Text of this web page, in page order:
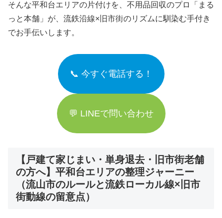
そんな平和台エリアの片付けを、不用品回収のプロ「まる
っと本舗」が、流鉄沿線×旧市街のリズムに馴染む手付き
でお手伝いします。
📞 今すぐ電話する！
💬 LINEで問い合わせ
【戸建て家じまい・単身退去・旧市街老舗
の方へ】平和台エリアの整理ジャーニー
（流山市のルールと流鉄ローカル線×旧市
街動線の留意点）